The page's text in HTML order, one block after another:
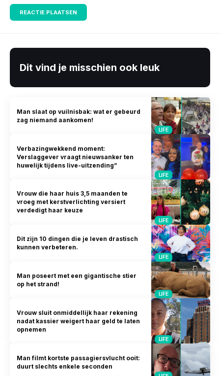
Dit vind je misschien ook leuk
LIFE
Man slaat op vuilnisbak: wat er gebeurd
zag niemand aankomen!
LIFE
Verbazingwekkend moment:
Verslaggever vraagt nieuwsanker ten
huwelijk tijdens live-uitzending”
LIFE
Vrouw die haar huis 3,5 maanden te
vroeg met kerstverlichting versiert
verdedigt haar keuze
LIFE
Dit zijn 10 dingen die je leven drastisch
kunnen verbeteren.
LIFE
Man poseert met een gigantische stier
op het strand!
LIFE
Vrouw sluit onmiddellijk haar rekening
nadat kassier weigert haar geld te laten
opnemen
Man filmt kortste passagiersvlucht ooit:
duurt slechts enkele seconden